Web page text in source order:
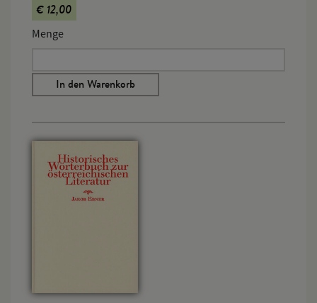
€ 12,00
Menge
In den Warenkorb